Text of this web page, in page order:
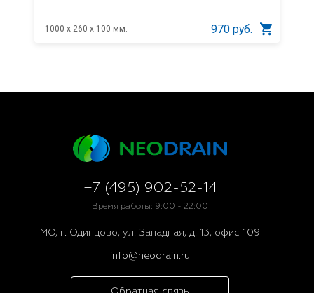
1000 x 260 x 100 мм. 970 руб.
+7 (495) 902-52-14
Время работы: 9:00 - 22:00
МО, г. Одинцово, ул. Западная, д. 13, офис 109
info@neodrain.ru